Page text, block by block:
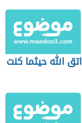
اتق الله حيثما كنت